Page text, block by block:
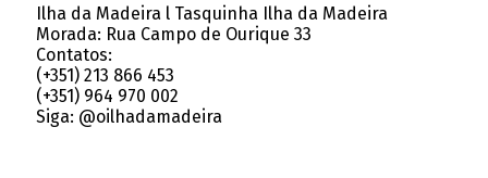
Ilha da Madeira l Tasquinha Ilha da Madeira
Morada: Rua Campo de Ourique 33
Contatos:
(+351) 213 866 453
(+351) 964 970 002
Siga: @oilhadamadeira